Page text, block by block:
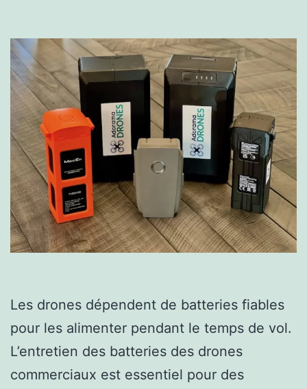
Les drones dépendent de batteries fiables
pour les alimenter pendant le temps de vol.
L’entretien des batteries des drones
commerciaux est essentiel pour des